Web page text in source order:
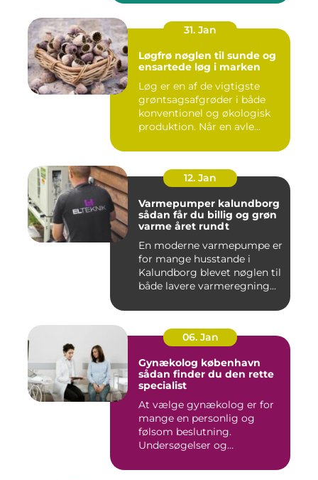
31. Jan
Løgfrø nøglen til sunde og
ensartede løg i marken
Løg er en af de vigtigste
grøntsagsafgrøder i både
konventionel og økologisk
produktion. Når en avle...
12. Jan
Varmepumper kalundborg
sådan får du billig og grøn
varme året rundt
En moderne varmepumpe er
for mange husstande i
Kalundborg blevet nøglen til
både lavere varmeregning...
06. Jan
Gynækolog københavn
sådan finder du den rette
specialist
At vælge gynækolog er for
mange en personlig og
følsom beslutning.
Undersøgelser og